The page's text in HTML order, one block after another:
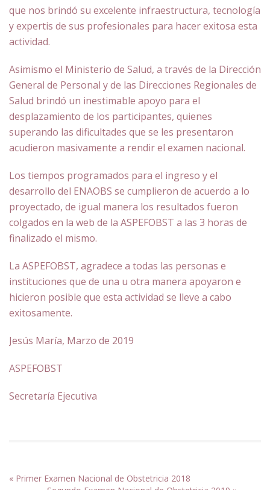
que nos brindó su excelente infraestructura, tecnología
y expertis de sus profesionales para hacer exitosa esta
actividad.
Asimismo el Ministerio de Salud, a través de la Dirección
General de Personal y de las Direcciones Regionales de
Salud brindó un inestimable apoyo para el
desplazamiento de los participantes, quienes
superando las dificultades que se les presentaron
acudieron masivamente a rendir el examen nacional.
Los tiempos programados para el ingreso y el
desarrollo del ENAOBS se cumplieron de acuerdo a lo
proyectado, de igual manera los resultados fueron
colgados en la web de la ASPEFOBST a las 3 horas de
finalizado el mismo.
La ASPEFOBST, agradece a todas las personas e
instituciones que de una u otra manera apoyaron e
hicieron posible que esta actividad se lleve a cabo
exitosamente.
Jesús María, Marzo de 2019
ASPEFOBST
Secretaría Ejecutiva
« Primer Examen Nacional de Obstetricia 2018